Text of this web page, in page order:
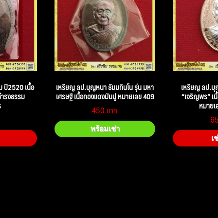
ปี2520 เนื้อ
รงธรรม
เหรียญ ลป.บุญหนา ธัมมทินโน รุ่น มหา
เศรษฐี เนื้อทองแดงมันปู หมายเลข 409
450
พร้อมเช่า
เหรียญ ลป.
“เจริญพร” เ
หมาย
เ